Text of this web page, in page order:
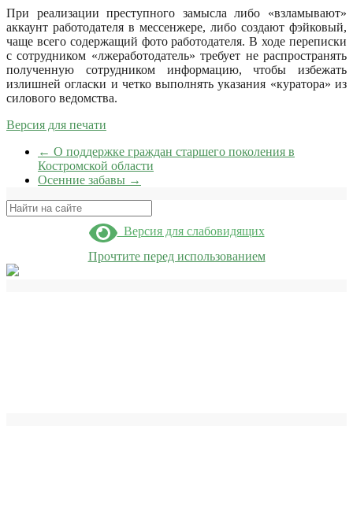
При реализации преступного замысла либо «взламывают»
аккаунт работодателя в мессенжере, либо создают фэйковый,
чаще всего содержащий фото работодателя. В ходе переписки
с сотрудником «лжеработодатель» требует не распространять
полученную сотрудником информацию, чтобы избежать
излишней огласки и четко выполнять указания «куратора» из
силового ведомства.
Версия для печати
← О поддержке граждан старшего поколения в
Костромской области
Осенние забавы →
Поиск
Версия для слабовидящих
Прочтите перед использованием